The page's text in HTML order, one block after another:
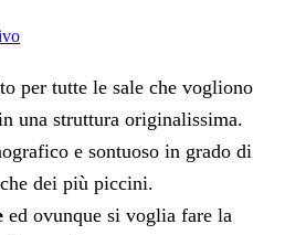
per tutte le sale che vogliono
una struttura originalissima.
e sontuoso in grado di
dei più piccini.
ed ovunque si voglia fare la